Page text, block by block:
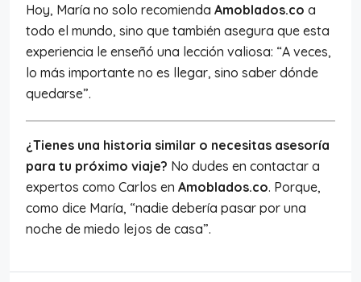
Hoy, María no solo recomienda Amoblados.co a
todo el mundo, sino que también asegura que esta
experiencia le enseñó una lección valiosa: “A veces,
lo más importante no es llegar, sino saber dónde
quedarse”.
¿Tienes una historia similar o necesitas asesoría
para tu próximo viaje? No dudes en contactar a
expertos como Carlos en Amoblados.co. Porque,
como dice María, “nadie debería pasar por una
noche de miedo lejos de casa”.